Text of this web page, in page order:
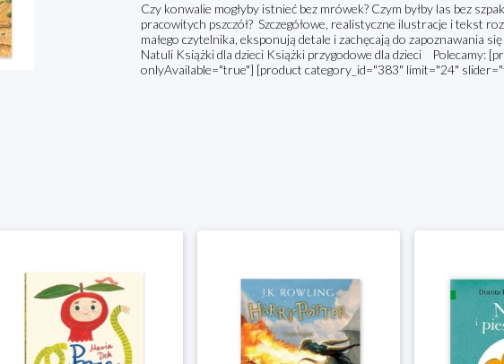
Czy konwalie mogłyby istnieć bez mrówek? Czym byłby las bez
pracowitych pszczół? Szczegółowe, realistyczne ilustracje i tekst
małego czytelnika, eksponują detale i zachęcają do zapoznawania
Natuli Książki dla dzieci Książki przygodowe dla dzieci Polecamy:
onlyAvailable="true"] [product category_id="383" limit="24"